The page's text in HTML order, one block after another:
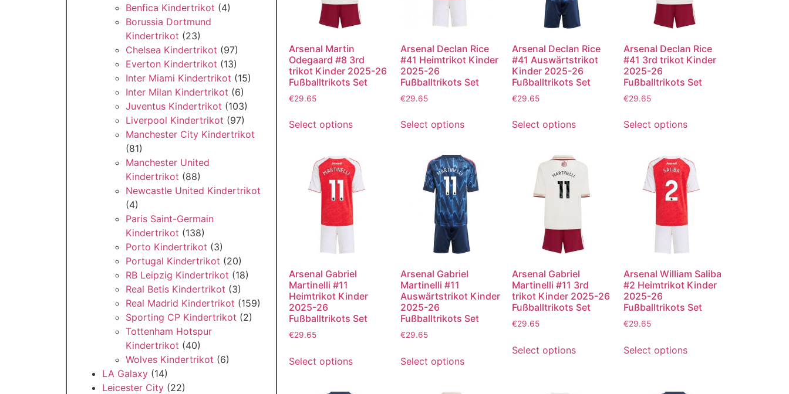
Benfica Kindertrikot (4)
Borussia Dortmund
Kindertrikot (23)
Chelsea Kindertrikot (97)
Everton Kindertrikot (13)
Inter Miami Kindertrikot (15)
Inter Milan Kindertrikot (6)
Juventus Kindertrikot (103)
Liverpool Kindertrikot (97)
Manchester City Kindertrikot
(81)
Manchester United
Kindertrikot (88)
Newcastle United Kindertrikot
(4)
Paris Saint-Germain
Kindertrikot (138)
Porto Kindertrikot (3)
Portugal Kindertrikot (20)
RB Leipzig Kindertrikot (18)
Real Betis Kindertrikot (3)
Real Madrid Kindertrikot (159)
Sporting CP Kindertrikot (2)
Tottenham Hotspur
Kindertrikot (40)
Wolves Kindertrikot (6)
LA Galaxy (14)
Leicester City (22)
Arsenal Martin
Odegaard #8 3rd
trikot Kinder 2025-26
Fußballtrikots Set
€29.65
Select options
Arsenal Declan Rice
#41 Heimtrikot Kinder
2025-26
Fußballtrikots Set
€29.65
Select options
Arsenal Declan Rice
#41 Auswärtstrikot
Kinder 2025-26
Fußballtrikots Set
€29.65
Select options
Arsenal Declan Rice
#41 3rd trikot Kinder
2025-26
Fußballtrikots Set
€29.65
Select options
Arsenal Gabriel
Martinelli #11
Heimtrikot Kinder
2025-26
Fußballtrikots Set
€29.65
Select options
Arsenal Gabriel
Martinelli #11
Auswärtstrikot Kinder
2025-26
Fußballtrikots Set
€29.65
Select options
Arsenal Gabriel
Martinelli #11 3rd
trikot Kinder 2025-26
Fußballtrikots Set
€29.65
Select options
Arsenal William Saliba
#2 Heimtrikot Kinder
2025-26
Fußballtrikots Set
€29.65
Select options